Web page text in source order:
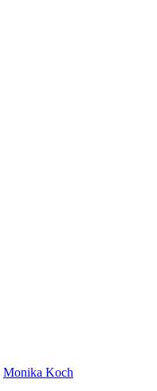
Monika Koch